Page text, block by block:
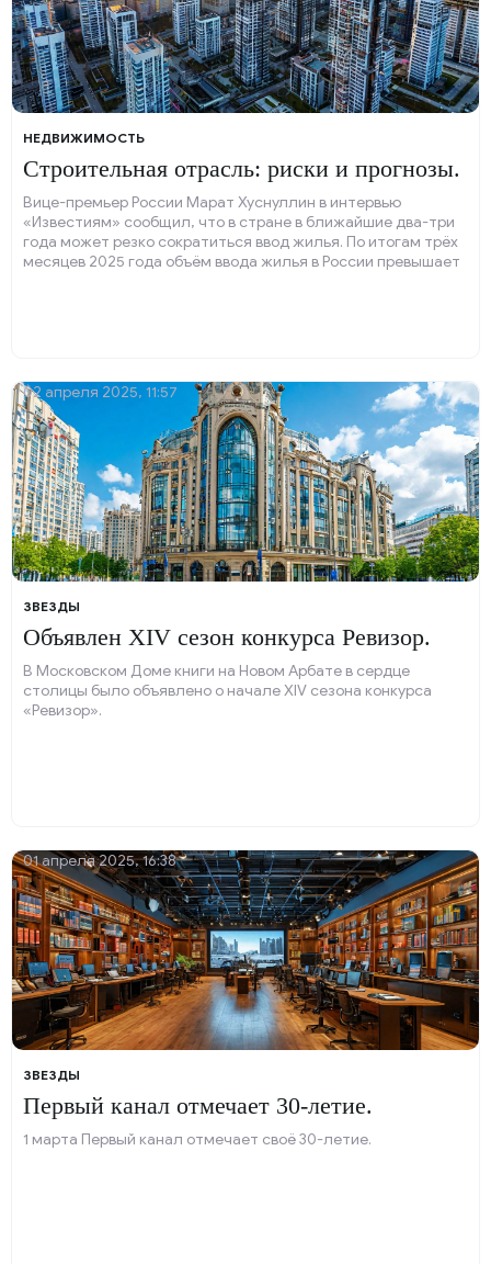
НЕДВИЖИМОСТЬ
Строительная отрасль: риски и прогнозы.
Вице-премьер России Марат Хуснуллин в интервью
«Известиям» сообщил, что в стране в ближайшие два-три
года может резко сократиться ввод жилья. По итогам трёх
месяцев 2025 года объём ввода жилья в России превышает
ЗВЕЗДЫ
Объявлен XIV сезон конкурса Ревизор.
В Московском Доме книги на Новом Арбате в сердце
столицы было объявлено о начале XIV сезона конкурса
«Ревизор».
02 апреля 2025, 11:57
ЗВЕЗДЫ
Первый канал отмечает 30-летие.
1 марта Первый канал отмечает своё 30-летие.
01 апреля 2025, 16:38